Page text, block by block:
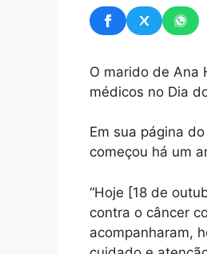
O marido de Ana
médicos no Dia
Em sua página
começou há um
“Hoje [18 de
contra o câncer
acompanharam,